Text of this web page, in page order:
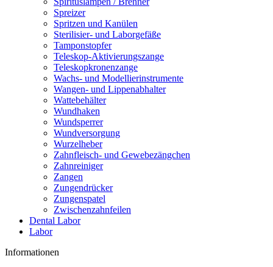
Spreizer
Spritzen und Kanülen
Sterilisier- und Laborgefäße
Tamponstopfer
Teleskop-Aktivierungszange
Teleskopkronenzange
Wachs- und Modellierinstrumente
Wangen- und Lippenabhalter
Wattebehälter
Wundhaken
Wundsperrer
Wundversorgung
Wurzelheber
Zahnfleisch- und Gewebezängchen
Zahnreiniger
Zangen
Zungendrücker
Zungenspatel
Zwischenzahnfeilen
Dental Labor
Labor
Informationen